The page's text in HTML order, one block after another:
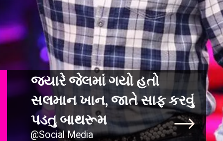
જ્યારે જેલમાં ગયો હતો
સલમાન ખાન, જાતે સાફ કરવું
પડતુ બાથરૂમ
@Social Media